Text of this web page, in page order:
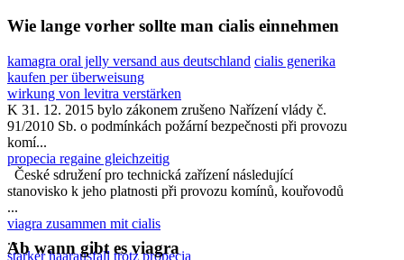
Wie lange vorher sollte man cialis einnehmen
kamagra oral jelly versand aus deutschland cialis generika
kaufen per überweisung
wirkung von levitra verstärken
K 31. 12. 2015 bylo zákonem zrušeno Nařízení vlády č.
91/2010 Sb. o podmínkách požární bezpečnosti při provozu
komí...
propecia regaine gleichzeitig
České sdružení pro technická zařízení následující
stanovisko k jeho platnosti při provozu komínů, kouřovodů
...
viagra zusammen mit cialis
...
starker haarausfall trotz propecia
Ab wann gibt es viagra